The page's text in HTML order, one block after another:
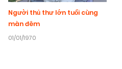
Người thủ thư lớn tuổi cùng
màn đêm
01/01/1970